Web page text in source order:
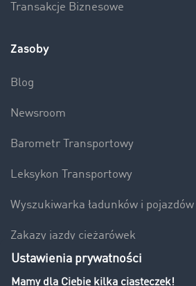
Transakcje Biznesowe
Zasoby
Blog
Newsroom
Barometr Transportowy
Leksykon Transportowy
Wyszukiwarka ładunków i pojazdów
Zakazy jazdy ciężarówek
Bezpieczeństwo